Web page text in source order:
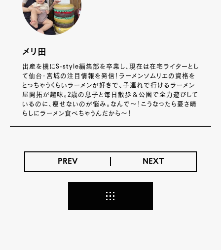
メリ田
出産を機にS-style編集部を卒業し、現在は在宅ライターとし
て仙台・宮城の注目情報を発信！ラーメンソムリエの資格を
とっちゃうくらいラーメンが好きで、子連れで行けるラーメン
屋開拓が趣味。2歳の息子と毎日散歩＆公園で全力遊びして
いるのに、痩せないのが悩み。なんで～！こうなったら憂さ晴
らしにラーメン食べちゃうんだから～！
PREV NEXT